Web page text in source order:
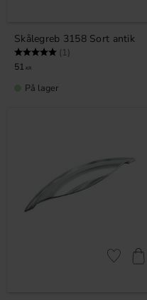
Skålegreb 3158 Sort antik
Vurdering: (1)
51 KR
På lager
Gem